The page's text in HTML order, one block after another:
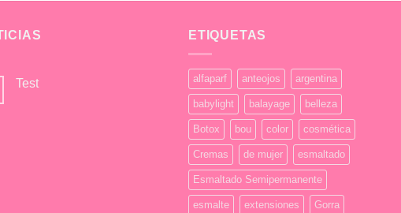
Test
ETIQUETAS
alfaparf anteojos argentina
babylight balayage belleza
Botox bou color cosmética
Cremas de mujer esmaltado
Esmaltado Semipermanente
esmalte extensiones Gorra